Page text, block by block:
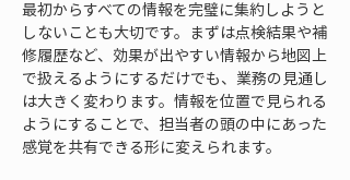
最初からすべての情報を完璧に集約しようと
しないことも大切です。まずは点検結果や補
修履歴など、効果が出やすい情報から地図上
で扱えるようにするだけでも、業務の見通し
は大きく変わります。情報を位置で見られる
ようにすることで、担当者の頭の中にあった
感覚を共有できる形に変えられます。